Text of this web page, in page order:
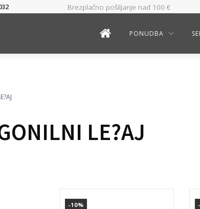
Brezplačno pošiljanje nad 100 €
PONUDBA
LE?AJ
-10%